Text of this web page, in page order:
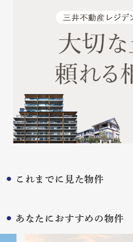
これまでに見た物件
あなたにおすすめの物件